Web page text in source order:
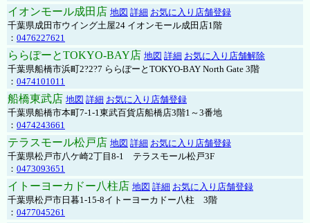
イオンモール成田店 地図 詳細 お気に入り店舗登録
千葉県成田市ウイング土屋24 イオンモール成田店1階
： 0476227621
ららぽーとTOKYO-BAY店 地図 詳細 お気に入り店舗解除
千葉県船橋市浜町2?2?7 ららぽーとTOKYO-BAY North Gate 3階
： 0474101011
船橋東武店 地図 詳細 お気に入り店舗登録
千葉県船橋市本町7-1-1東武百貨店船橋店3階1～3番地
： 0474243661
テラスモール松戸店 地図 詳細 お気に入り店舗登録
千葉県松戸市八ケ崎2丁目8-1 テラスモール松戸3F
： 0473093651
イトーヨーカドー八柱店 地図 詳細 お気に入り店舗登録
千葉県松戸市日暮1-15-8イトーヨーカドー八柱 3階
： 0477045261